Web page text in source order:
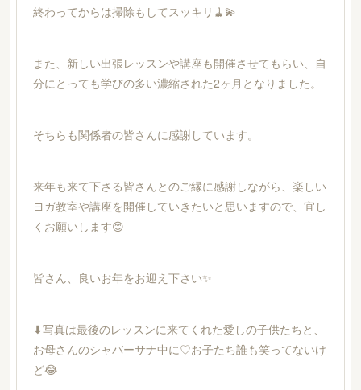
終わってからは掃除もしてスッキリ🧹💫
また、新しい出張レッスンや講座も開催させてもらい、自
分にとっても学びの多い濃縮された2ヶ月となりました。
そちらも関係者の皆さんに感謝しています。
来年も来て下さる皆さんとのご縁に感謝しながら、楽しい
ヨガ教室や講座を開催していきたいと思いますので、宜し
くお願いします😊
皆さん、良いお年をお迎え下さい✨
⬇︎写真は最後のレッスンに来てくれた愛しの子供たちと、
お母さんのシャバーサナ中に♡お子たち誰も笑ってないけ
ど😂